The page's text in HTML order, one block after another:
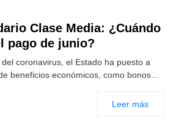
Clase Media: ¿Cuándo
pago de junio?
coronavirus, el Estado ha puesto a
beneficios económicos, como bonos…
Leer más